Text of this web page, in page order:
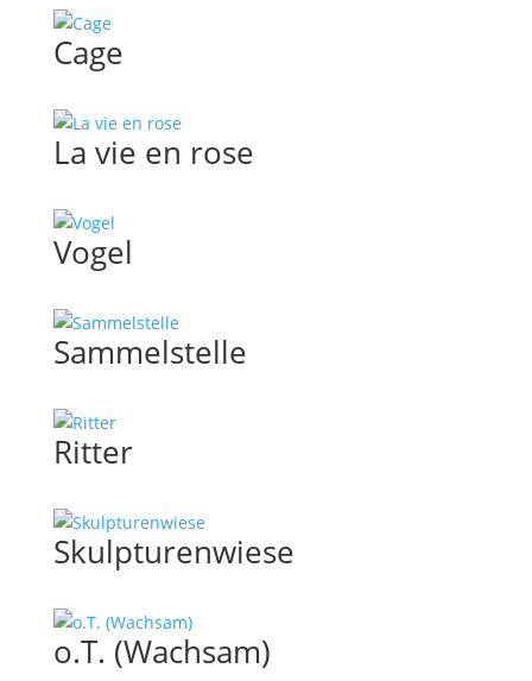
Cage
La vie en rose
Vogel
Sammelstelle
Ritter
Skulpturenwiese
o.T. (Wachsam)